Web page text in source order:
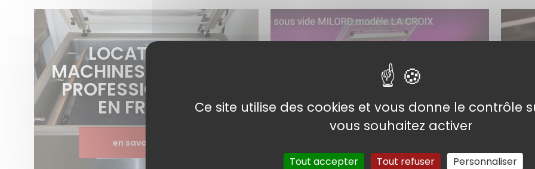
LOCATION DE
MACHINES SOUS VIDE
PROFESSIONNELLES
EN FRANCE
en savoir plus >
MACHINE SOUS VIDE
PRO
Ce site utilise des cookies et vous donne le contrôle
vous souhaitez activer
Tout accepter Tout refuser Personnaliser